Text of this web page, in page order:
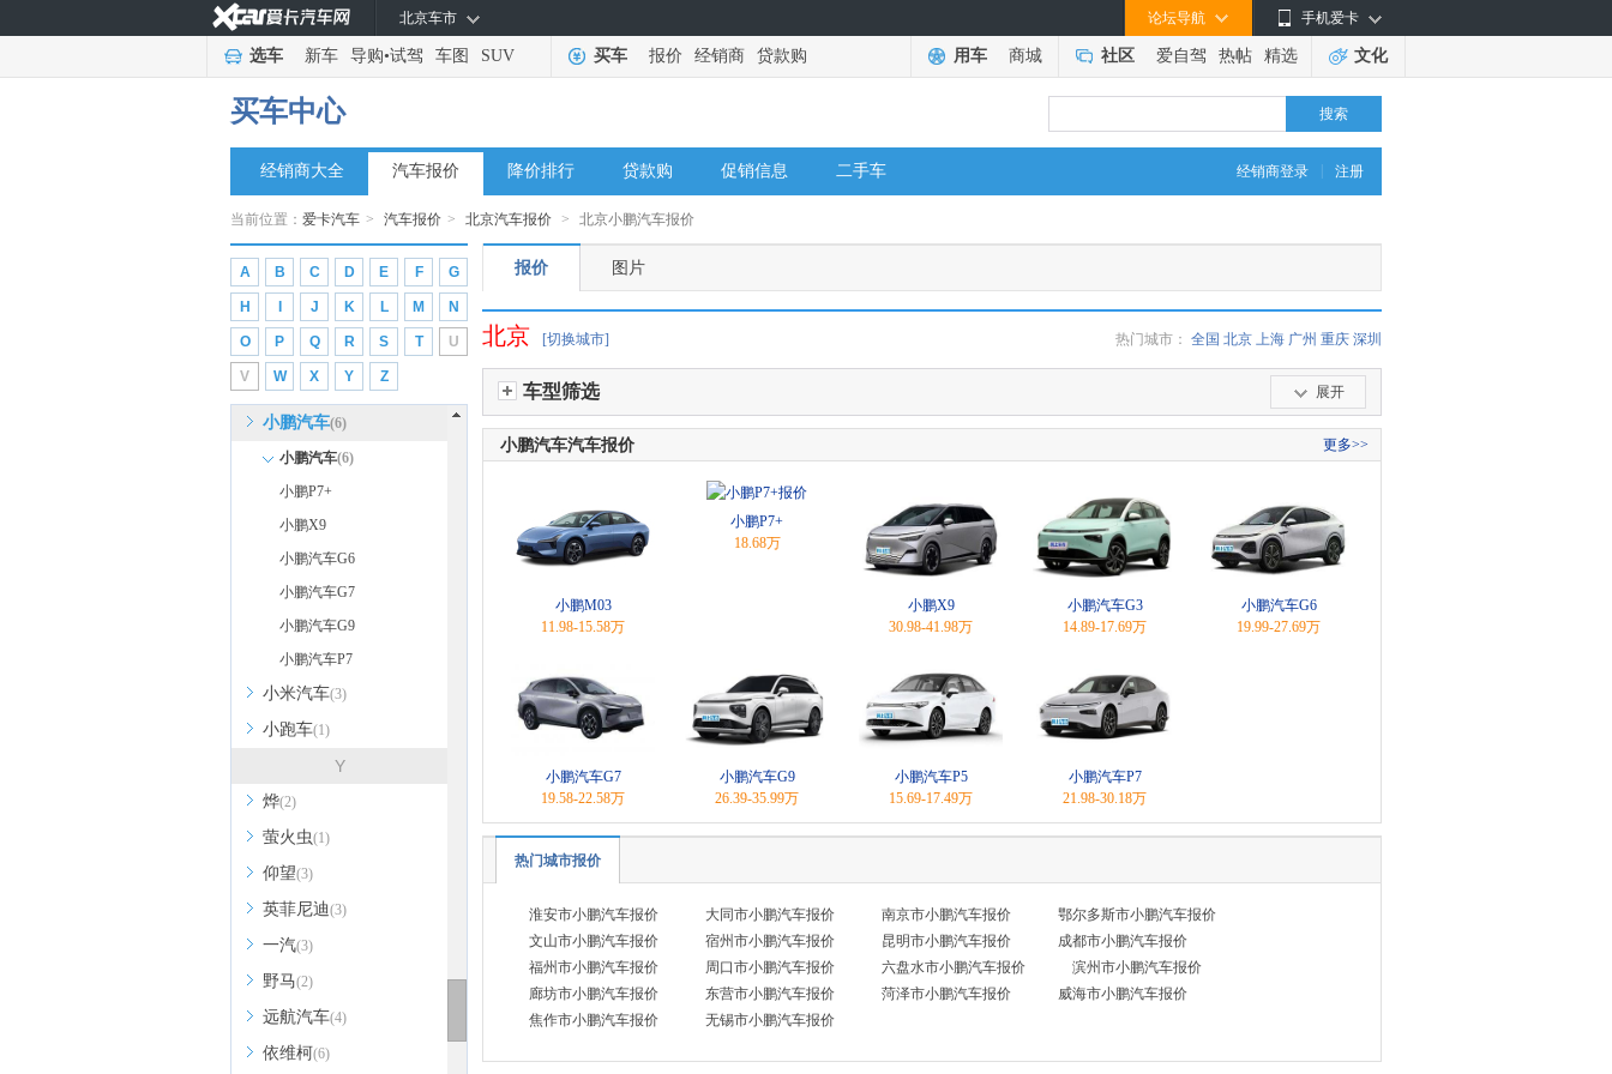
手机爱卡
论坛导航
北京车市
选车 新车 导购•试驾 车图 SUV 买车 报价 经销商 贷款购 用车 商城 社区 爱自驾 热帖 精选 文化
买车中心 搜索
经销商登录 注册
经销商大全 汽车报价 降价排行 贷款购 促销信息 二手车
当前位置： 爱卡汽车 > 汽车报价 > 北京汽车报价 > 北京小鹏汽车报价
A B C D E F G
H J K L M N
O P Q R S T U
V W X Y Z
沃尔沃(10)
魏牌 (4)
蔚来(8)
未奥汽车(1)
X
雪佛兰(11)
现代 (9)
雪铁龙(2)
星途 (8)
小鹏汽车(6)
小鹏汽车(6)
小鹏P7+
小鹏X9
小鹏汽车G6
小鹏汽车G7
小鹏汽车G9
小鹏汽车P7
小米汽车(3)
小跑车(1)
Y
烨(2)
萤火虫(1)
仰望(3)
英菲尼迪(3)
一汽(3)
野马(2)
远航汽车(4)
依维柯(6)
报价 图片
热门城市： 全国 北京 上海 广州 重庆 深圳
北京 [切换城市]
展开
车型筛选
更多>>
小鹏汽车汽车报价
小鹏M03
11.98-15.58万
小鹏P7+
18.68万
小鹏X9
30.98-41.98万
小鹏汽车G3
14.89-17.69万
小鹏汽车G6
19.99-27.69万
小鹏汽车G7
19.58-22.58万
小鹏汽车G9
26.39-35.99万
小鹏汽车P5
15.69-17.49万
小鹏汽车P7
21.98-30.18万
热门城市报价
淮安市小鹏汽车报价 大同市小鹏汽车报价 南京市小鹏汽车报价
鄂尔多斯市小鹏汽车报价
文山市小鹏汽车报价
宿州市小鹏汽车报价 昆明市小鹏汽车报价
成都市小鹏汽车报价
福州市小鹏汽车报价
周口市小鹏汽车报价 六盘水市小鹏汽车报价
滨州市小鹏汽车报价
廊坊市小鹏汽车报价
东营市小鹏汽车报价 菏泽市小鹏汽车报价
威海市小鹏汽车报价
焦作市小鹏汽车报价
无锡市小鹏汽车报价